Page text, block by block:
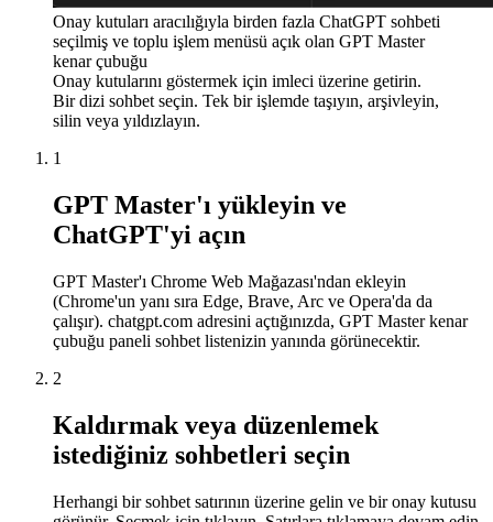
Onay kutuları aracılığıyla birden fazla ChatGPT sohbeti
seçilmiş ve toplu işlem menüsü açık olan GPT Master
kenar çubuğu
Onay kutularını göstermek için imleci üzerine getirin.
Bir dizi sohbet seçin. Tek bir işlemde taşıyın, arşivleyin,
silin veya yıldızlayın.
1
GPT Master'ı yükleyin ve
ChatGPT'yi açın
GPT Master'ı Chrome Web Mağazası'ndan ekleyin
(Chrome'un yanı sıra Edge, Brave, Arc ve Opera'da da
çalışır). chatgpt.com adresini açtığınızda, GPT Master kenar
çubuğu paneli sohbet listenizin yanında görünecektir.
2
Kaldırmak veya düzenlemek
istediğiniz sohbetleri seçin
Herhangi bir sohbet satırının üzerine gelin ve bir onay kutusu